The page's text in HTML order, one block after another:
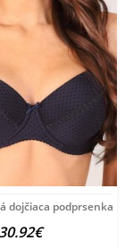
dojčiaca podprsenka
30.92€